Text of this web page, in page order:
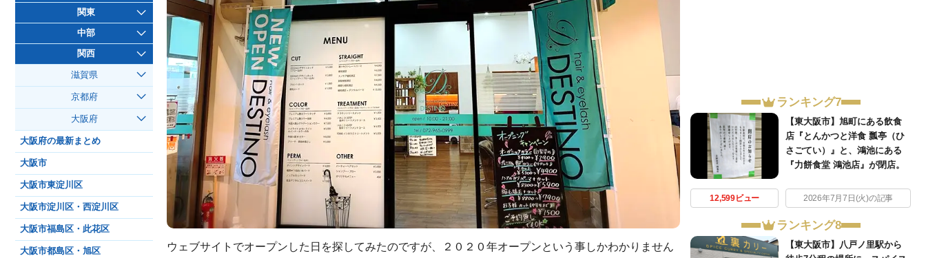
ウェブサイトでオープンした日を探してみたのですが、２０２０年オープンという事しかわかりません
ランキング7
【東大阪市】旭町にある飲食
店『とんかつと洋食 瓢亭（ひ
さごてい）』と、鴻池にある
『力餅食堂 鴻池店』が閉店。
12,599ビュー 2026年7月7日(火)の記事
ランキング8
【東大阪市】八戸ノ里駅から
関東
中部
関西
滋賀県
京都府
大阪府
大阪府の最新まとめ
大阪市
大阪市東淀川区
大阪市淀川区・西淀川区
大阪市福島区・此花区
大阪市都島区・旭区